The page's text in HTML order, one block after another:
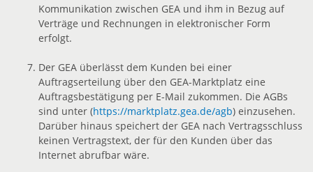
Kommunikation zwischen GEA und ihm in Bezug auf
Verträge und Rechnungen in elektronischer Form
erfolgt.
Der GEA überlässt dem Kunden bei einer
Auftragserteilung über den GEA-Marktplatz eine
Auftragsbestätigung per E-Mail zukommen. Die AGBs
sind unter (https://marktplatz.gea.de/agb) einzusehen.
Darüber hinaus speichert der GEA nach Vertragsschluss
keinen Vertragstext, der für den Kunden über das
Internet abrufbar wäre.